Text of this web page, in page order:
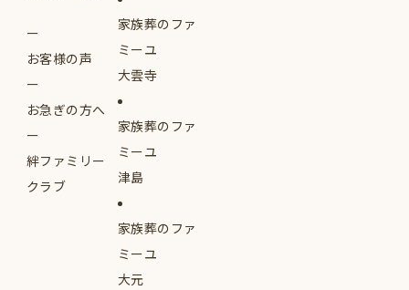
お客様の声
お急ぎの方へ
絆ファミリー
クラブ
家族葬のファ
ミーユ
大雲寺
家族葬のファ
ミーユ
津島
家族葬のファ
ミーユ
大元